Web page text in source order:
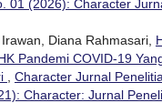
01 (2026): Character
Diana Rahmasari,
Pandemi COVID-19
Character Jurnal
Character: Jurnal